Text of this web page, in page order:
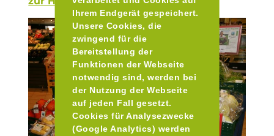
Ihrem Endgerät gespeichert.
Unsere Cookies, die
zwingend für die
Bereitstellung der
Funktionen der Webseite
notwendig sind, werden bei
der Nutzung der Webseite
auf jeden Fall gesetzt.
Cookies für Analysezwecke
(Google Analytics) werden